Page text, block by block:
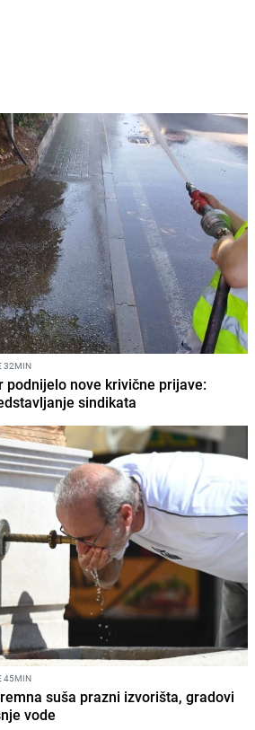
32MIN
podnijelo nove krivične prijave:
sindikata
45MIN
suša prazni izvorišta, gradovi
vode